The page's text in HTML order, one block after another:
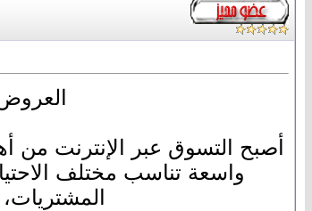
أصبح التسوق عبر الإنترنت من
واسعة تناسب مختلف